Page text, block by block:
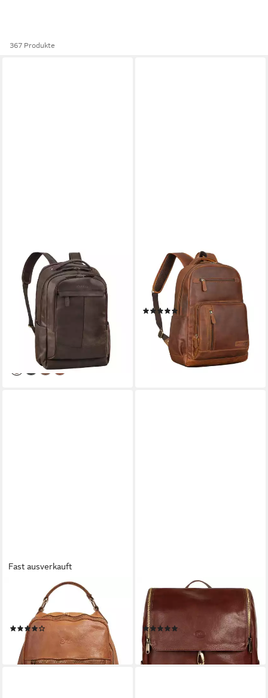
367 Produkte
STILORD
Notebookrucksack "Maxim"
Premium XL Business
Rucksack Leder mit
Laptopfach 17 - 19 Zoll
199,90 € UVP
lieferbar - in 2-3 Werktagen bei dir
STILORD
Notebookrucksack "Hubertus"
Vintage Lederrucksack
Damen und Herren
(4)
159,90 € UVP 189,90 €
-16%
lieferbar - in 2-3 Werktagen bei dir
Fast ausverkauft
Laptoprucksack, echt Leder,
Made in Italy
118,95 €
lieferbar - in 1-2 Werktagen bei dir
PIKÉ
Laptoprucksack, echt Leder,
Made in Italy
168,95 €
lieferbar - in 6-8 Werktagen bei dir